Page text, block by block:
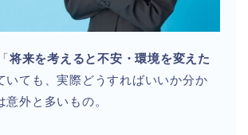
将来を考えると不安・環境を変えた
いても、実際どうすればいいか分か
意外と多いもの。